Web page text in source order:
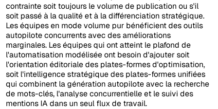
contrainte soit toujours le volume de publication ou s'il
soit passé à la qualité et à la différenciation stratégique.
Les équipes en mode volume pur bénéficient des outils
autopilote concurrents avec des améliorations
marginales. Les équipes qui ont atteint le plafond de
l'automatisation modélisée ont besoin d'ajouter soit
l'orientation éditoriale des plates-formes d'optimisation,
soit l'intelligence stratégique des plates-formes unifiées
qui combinent la génération autopilote avec la recherche
de mots-clés, l'analyse concurrentielle et le suivi des
mentions IA dans un seul flux de travail.